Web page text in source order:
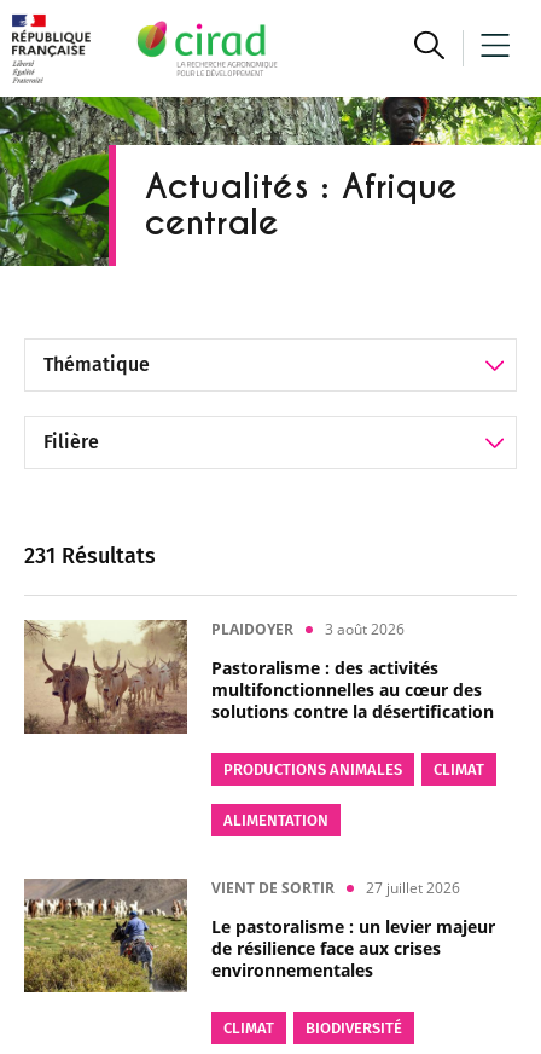
Actualités : Afrique
centrale
Filtrer par Thématique
Filtrer par Filière
231 Résultats
PLAIDOYER 3 août 2026
Pastoralisme : des activités
multifonctionnelles au cœur des
solutions contre la désertification
PRODUCTIONS ANIMALES CLIMAT
ALIMENTATION
VIENT DE SORTIR 27 juillet 2026
Le pastoralisme : un levier majeur
de résilience face aux crises
environnementales
CLIMAT BIODIVERSITÉ